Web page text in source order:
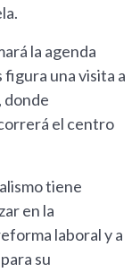
la agenda
una visita a
donde
el centro
tiene
en la
laboral y a
su